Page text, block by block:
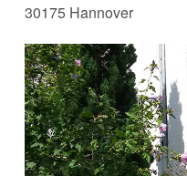
30175 Hannover